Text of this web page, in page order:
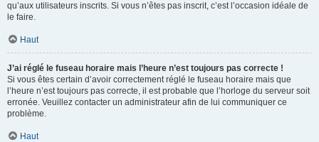
qu’aux utilisateurs inscrits. Si vous n’êtes pas inscrit, c’est l’occasion idéale de
le faire.
Haut
J’ai réglé le fuseau horaire mais l’heure n’est toujours pas correcte !
Si vous êtes certain d’avoir correctement réglé le fuseau horaire mais que
l’heure n’est toujours pas correcte, il est probable que l’horloge du serveur soit
erronée. Veuillez contacter un administrateur afin de lui communiquer ce
problème.
Haut